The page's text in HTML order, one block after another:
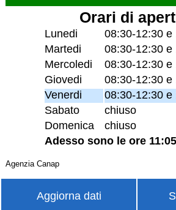
Orari di
Lunedi
08:30-12:30 e
Martedi
08:30-12:30 e
Mercoledi
08:30-12:30 e
Giovedi
08:30-12:30 e
Venerdi
08:30-12:30 e
Sabato
chiuso
Domenica
chiuso
Adesso sono le ore 11:05
Agenzia Canap
Aggiorna dati